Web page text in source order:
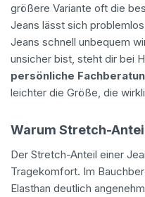
größere Variante oft die
Jeans lässt sich
Jeans schnell unbequem
unsicher bist, steht dir bei
persönliche
leichter die Größe, die
Warum Stretch-
Der Stretch-Anteil einer
Tragekomfort. Im
Elasthan deutlich